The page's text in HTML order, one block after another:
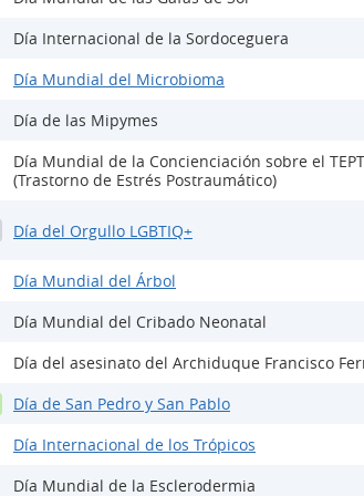
Día Internacional de la Sordoceguera
Día Mundial del Microbioma
Día de las Mipymes
Día Mundial de la Concienciación sobre el TEPT
(Trastorno de Estrés Postraumático)
Día del Orgullo LGBTIQ+
Día Mundial del Árbol
Día Mundial del Cribado Neonatal
Día del asesinato del Archiduque Francisco
Día de San Pedro y San Pablo
Día Internacional de los Trópicos
Día Mundial de la Esclerodermia